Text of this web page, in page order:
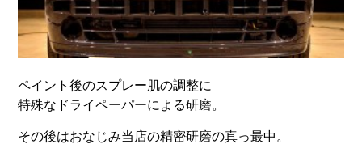
ペイント後のスプレー肌の調整に
特殊なドライペーパーによる研磨。
その後はおなじみ当店の精密研磨の真っ最中。